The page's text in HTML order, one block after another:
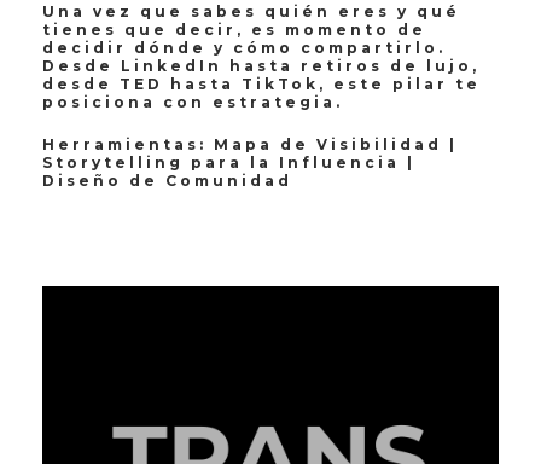
Una vez que sabes quién eres y qué
tienes que decir, es momento de
decidir dónde y cómo compartirlo.
Desde LinkedIn hasta retiros de lujo,
desde TED hasta TikTok, este pilar te
posiciona con estrategia.
Herramientas: Mapa de Visibilidad |
Storytelling para la Influencia |
Diseño de Comunidad